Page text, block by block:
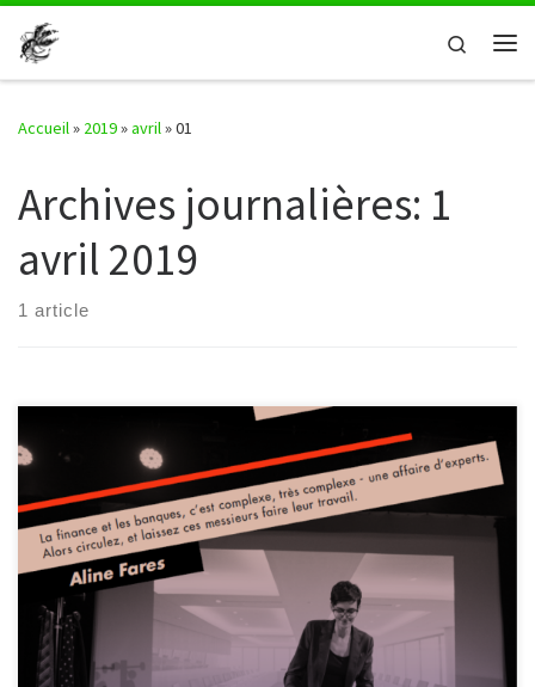
Passer au contenu
Search
Accueil» 2019»avril»01
Archives journalières: 1
avril 2019
1 article
Le lundi 13 mai à 19h30, rendez-vous au Malmundarium (entrée
par la bibliothèque) pour assister à la conférence gesticulée
d’Aline Fares intitulée « Chroniques d’une ex banquière ». Dans ce
spectacle, Aline Fares retrace son parcours au sein du groupe
Dexia et brosse le portrait du monde de la finance. […]